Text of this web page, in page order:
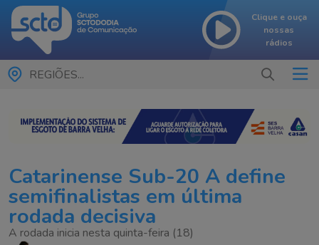
Clique e ouça
nossas
rádios
REGIÕES...
Catarinense Sub-20 A define
semifinalistas em última
rodada decisiva
A rodada inicia nesta quinta-feira (18)